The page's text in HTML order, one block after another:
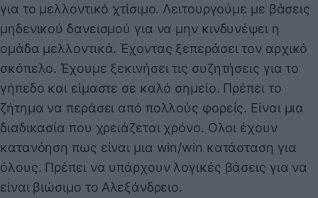
για το μελλοντικό χτίσιμο. Λειτουργούμε με βάσεις
μηδενικού δανεισμού για να μην κινδυνέψει η
ομάδα μελλοντικά. Έχοντας ξεπεράσει τον αρχικό
σκόπελο. Έχουμε ξεκινήσει τις συζητήσεις για το
γήπεδο και είμαστε σε καλό σημείο. Πρέπει το
ζήτημα να περάσει από πολλούς φορείς. Είναι μια
διαδικασία που χρειάζεται χρόνο. Ολοι έχουν
κατανόηση πως είναι μια win/win κατάσταση για
όλους. Πρέπει να υπάρχουν λογικές βάσεις για να
είναι βιώσιμο το Αλεξάνδρειο.